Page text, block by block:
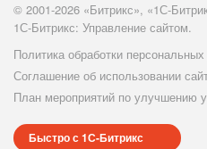
© 2001-2026 «Битрикс», «1С-
1С-Битрикс: Управление сайтом.
Политика обработки
Соглашение об использовании
План мероприятий по улучшению
Быстро с 1С-Битрикс